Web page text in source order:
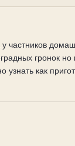
гронок
как